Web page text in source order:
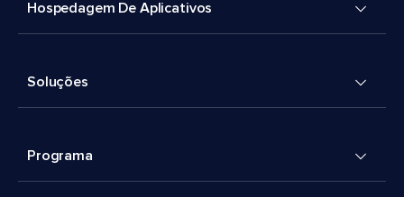
Hospedagem De Aplicativos
Soluções
Programa